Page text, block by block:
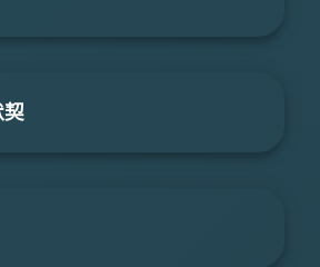
契